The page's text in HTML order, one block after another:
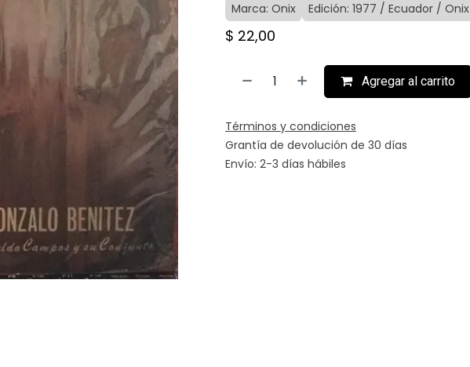
Marca: Onix Edición: 1977 / Ecuador / Onix
$ 22,00
Agregar al carrito
Términos y condiciones
Grantía de devolución de 30 días
Envío: 2-3 días hábiles